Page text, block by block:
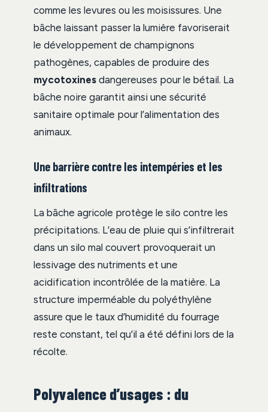
comme les levures ou les moisissures. Une
bâche laissant passer la lumière favoriserait
le développement de champignons
pathogènes, capables de produire des
mycotoxines dangereuses pour le bétail. La
bâche noire garantit ainsi une sécurité
sanitaire optimale pour l’alimentation des
animaux.
Une barrière contre les intempéries et les
infiltrations
La bâche agricole protège le silo contre les
précipitations. L’eau de pluie qui s’infiltrerait
dans un silo mal couvert provoquerait un
lessivage des nutriments et une
acidification incontrôlée de la matière. La
structure imperméable du polyéthylène
assure que le taux d’humidité du fourrage
reste constant, tel qu’il a été défini lors de la
récolte.
Polyvalence d’usages : du